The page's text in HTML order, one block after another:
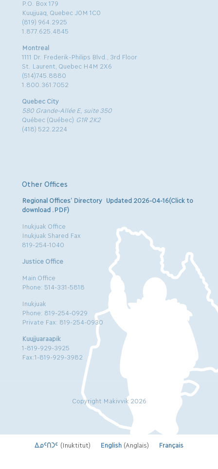
P.O. Box 179
Kuujjuaq, Quebec J0M 1C0
(819) 964.2925
1.877.625.4845
Montreal
1111 Dr. Frederik-Philips Blvd., 3rd Floor
St. Laurent, Quebec H4M 2X6
(514)745.8880
1.800.361.7052
Quebec City
580 Grande-Allée E, suite 350
Québec (Québec) G1R 2K2
(418) 522.2224
Other Offices
Regional Offices’ Directory Updated 2026-04-16(Click to
download .PDF)
Inukjuak Office
Inukjuak Shared Fax
819-254-1040
Justice Office
Main Office
Phone: 514-331-5818
Inukjuak
Phone: 819-254-0929
Private Fax: 819-254-0930
Kuujjuaraapik
1-819-929-3925
Fax:1-819-929-3982
Copyright Makivvik 2026
ᐃᓄᑦᑎᑐᑦ (Inuktitut) English (Anglais) Français